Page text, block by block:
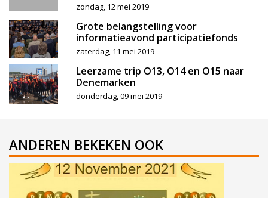
zondag, 12 mei 2019
Grote belangstelling voor
informatieavond participatiefonds
zaterdag, 11 mei 2019
Leerzame trip O13, O14 en O15 naar
Denemarken
donderdag, 09 mei 2019
ANDEREN BEKEKEN OOK